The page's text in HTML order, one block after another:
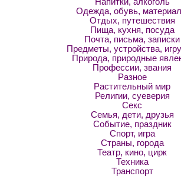
Одежда, обувь,
Отдых, путешествия
Пища, кухня, посуда
Почта, письма, записки
Предметы, устройства,
Природа, природные
Профессии, звания
Разное
Растительный мир
Религии, суеверия
Секс
Семья, дети, друзья
Событие, праздник
Спорт, игра
Страны, города
Театр, кино, цирк
Техника
Транспорт